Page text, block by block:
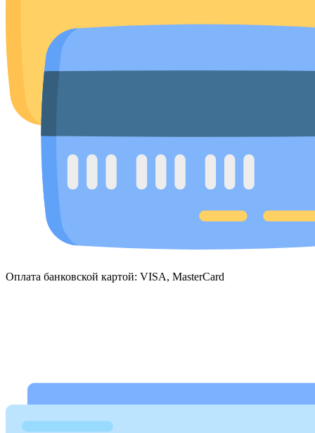
Оплата банковской картой: VISA, MasterCard